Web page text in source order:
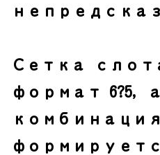
Сетка
формат 6?5, а
комбинация